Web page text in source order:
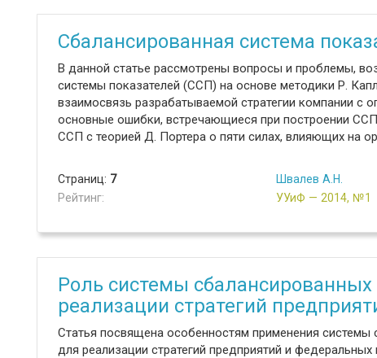
Сбалансированная система
В данной статье рассмотрены вопросы и проблемы,
системы показателей (ССП) на основе методики Р.
взаимосвязь разрабатываемой стратегии компании с
основные ошибки, встречающиеся при построении
ССП с теорией Д. Портера о пяти силах, влияющих на
Страниц: 7
Рейтинг:
Швалев А.Н.
УУиФ — 2014, №1
Роль системы сбалансированных
реализации стратегий
Статья посвящена особенностям применения системы
для реализации стратегий предприятий и